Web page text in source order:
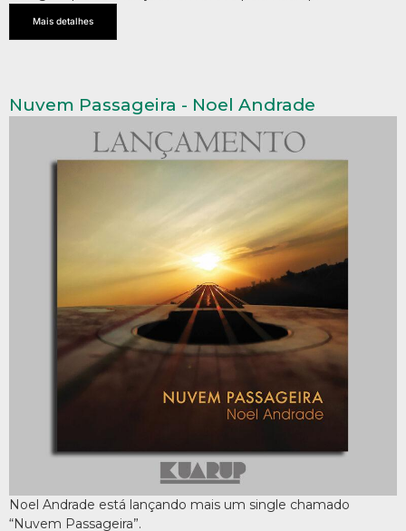
Mais detalhes
Nuvem Passageira - Noel Andrade
Noel Andrade está lançando mais um single chamado
“Nuvem Passageira”.